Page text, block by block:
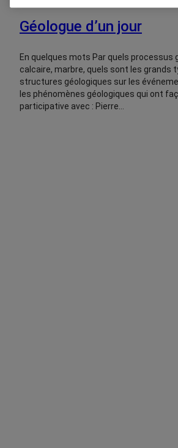
Géologue d’un jour
En quelques mots Par quels processus
calcaire, marbre, quels sont les grands
structures géologiques sur les
les phénomènes géologiques qui ont
participative avec : Pierre…